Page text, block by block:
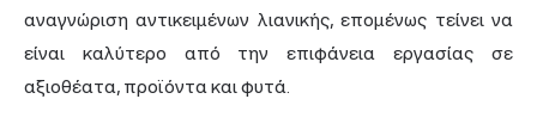
αναγνώριση αντικειμένων λιανικής, επομένως τείνει να
είναι καλύτερο από την επιφάνεια εργασίας σε
αξιοθέατα, προϊόντα και φυτά.